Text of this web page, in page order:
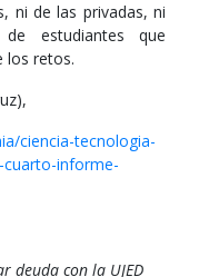
ni de las privadas, ni
estudiantes que
los retos.
ciencia-tecnologia-
cuarto-informe-
deuda con la UJED